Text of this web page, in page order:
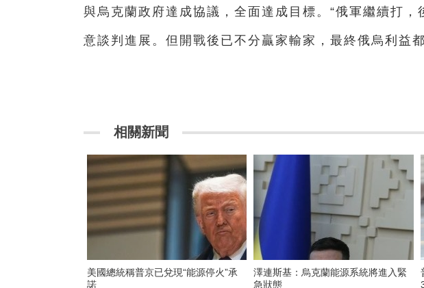
與烏克蘭政府達成協議，全面達成目標。“俄軍繼續打，
意談判進展。但開戰後已不分贏家輸家，最終俄烏利益
相關新聞
美國總統稱普京已兌現“能源停火”承
諾
澤連斯基：烏克蘭能源系統將進入緊
急狀態